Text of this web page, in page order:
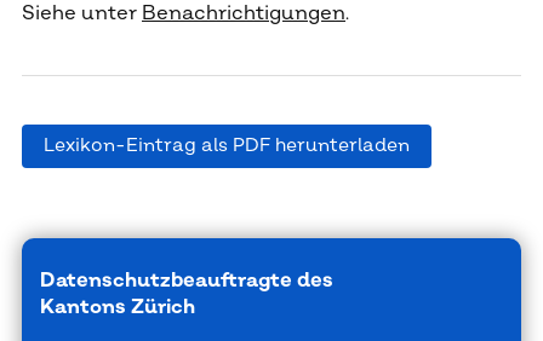
Siehe unter Benachrichtigungen.
Lexikon-Eintrag als PDF herunterladen
Datenschutzbeauftragte des
Kantons Zürich